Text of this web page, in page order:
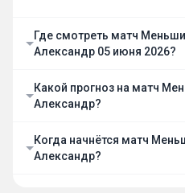
Где смотреть матч
Александр 05 июня 2026?
Какой прогноз на матч
Александр?
Когда начнётся матч
Александр?